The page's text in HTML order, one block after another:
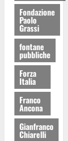
Fondazione
Paolo
Grassi
fontane
pubbliche
Forza
Italia
Franco
Ancona
Gianfranco
Chiarelli